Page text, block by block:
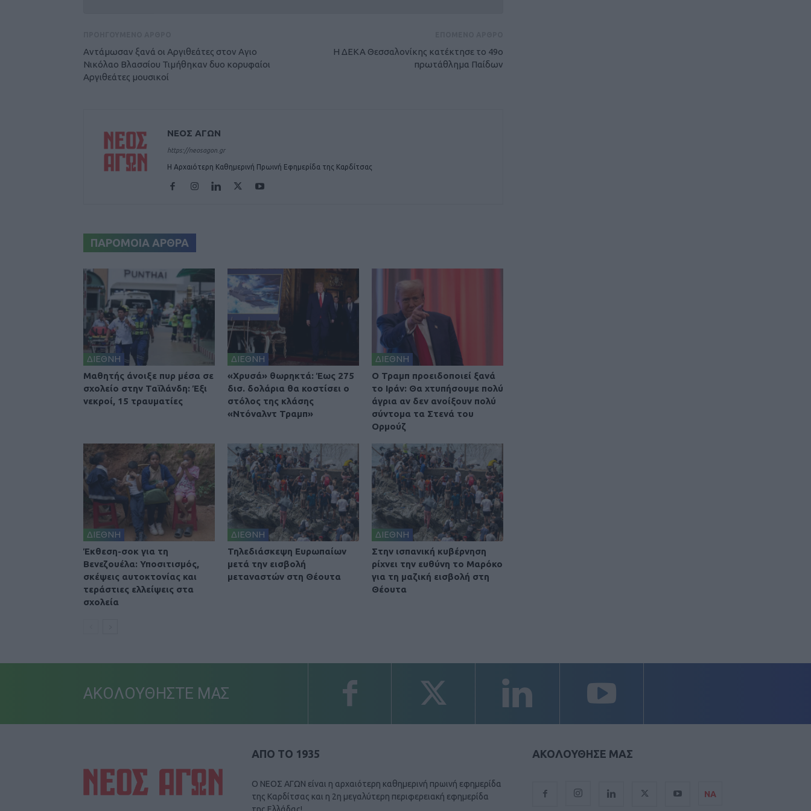
Αντάμωσαν ξανά οι Αργιθεάτες στον Αγιο
Νικόλαο Βλασσίου Τιμήθηκαν δυο κορυφαίοι
Αργιθεάτες μουσικοί
H ΔΕΚΑ Θεσσαλονίκης κατέκτησε το 49ο
πρωτάθλημα Παίδων
ΝΕΟΣ ΑΓΩΝ
https://neosagon.gr
Η Αρχαιότερη Καθημερινή Πρωινή Εφημερίδα της Καρδίτσας
ΠΑΡΟΜΟΙΑ ΑΡΘΡΑ
ΔΙΕΘΝΗ
Μαθητής άνοιξε πυρ μέσα σε
σχολείο στην Ταϊλάνδη: Έξι
νεκροί, 15 τραυματίες
ΔΙΕΘΝΗ
«Χρυσά» θωρηκτά: Έως 275
δισ. δολάρια θα κοστίσει ο
στόλος της κλάσης
«Ντόναλντ Τραμπ»
ΔΙΕΘΝΗ
O Τραμπ προειδοποιεί ξανά
το Ιράν: Θα χτυπήσουμε πολύ
άγρια αν δεν ανοίξουν πολύ
σύντομα τα Στενά του
Ορμούζ
ΔΙΕΘΝΗ
Έκθεση-σοκ για τη
Βενεζουέλα: Υποσιτισμός,
σκέψεις αυτοκτονίας και
τεράστιες ελλείψεις στα
σχολεία
ΔΙΕΘΝΗ
Τηλεδιάσκεψη Ευρωπαίων
μετά την εισβολή
μεταναστών στη Θέουτα
ΔΙΕΘΝΗ
Στην ισπανική κυβέρνηση
ρίχνει την ευθύνη το Μαρόκο
για τη μαζική εισβολή στη
Θέουτα
ΑΚΟΛΟΥΘΗΣΤΕ ΜΑΣ
ΑΠΟ ΤΟ 1935
Ο ΝΕΟΣ ΑΓΩΝ είναι η αρχαιότερη καθημερινή πρωινή εφημερίδα
της Καρδίτσας και η 2η μεγαλύτερη περιφερειακή εφημερίδα
ΑΚΟΛΟΥΘΗΣΕ ΜΑΣ
ΝΑ